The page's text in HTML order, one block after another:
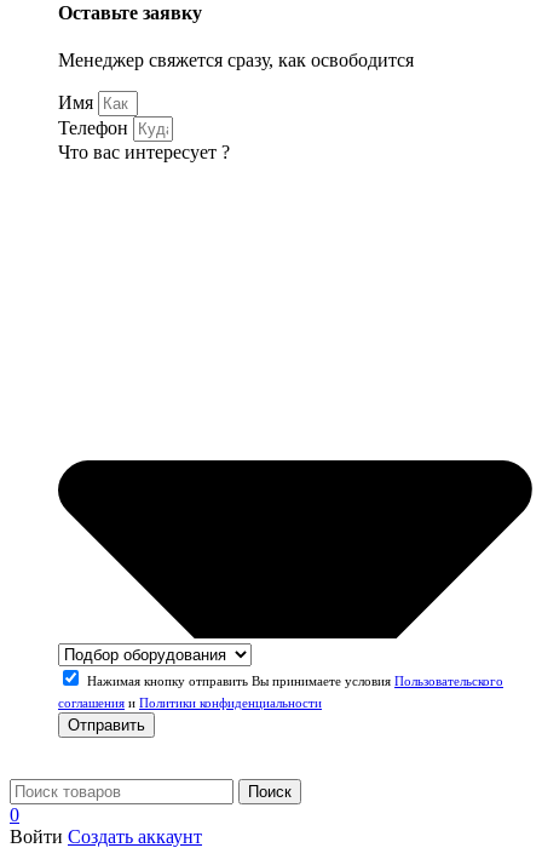
Оставьте заявку
Менеджер свяжется сразу, как освободится
Имя
Телефон
Что вас интересует ?
Нажимая кнопку отправить Вы принимаете условия Пользовательского
соглашения и Политики конфиденциальности
Отправить
Поиск
0
Войти Создать аккаунт